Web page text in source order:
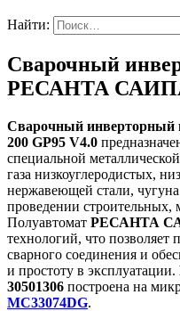
Найти:
Сварочный
РЕСАНТА САИПА
Сварочный
200 GP95 V4.0
специальной
газа низкоуглеродистых,
нержавеющей стали,
проведении
Полуавтомат РЕСАНТА
технологий, что позволяет
сварного соединения и
и простоту в эксплуатации.
30501306 построена на
MC33074DG.